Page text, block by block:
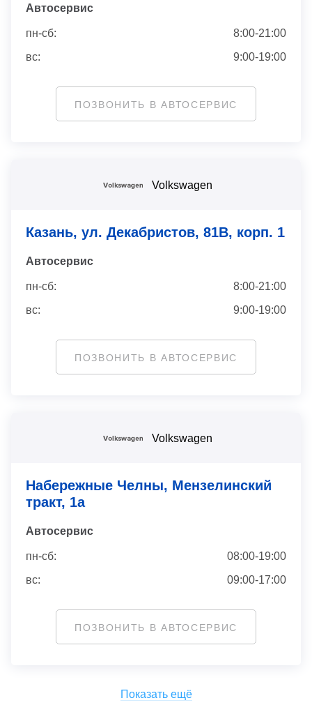
Автосервис
пн-сб:
8:00-21:00
вс:
9:00-19:00
ПОЗВОНИТЬ В АВТОСЕРВИС
Volkswagen
Казань, ул. Декабристов, 81В, корп. 1
Автосервис
пн-сб:
8:00-21:00
вс:
9:00-19:00
ПОЗВОНИТЬ В АВТОСЕРВИС
Volkswagen
Набережные Челны, Мензелинский
тракт, 1а
Автосервис
пн-сб:
08:00-19:00
вс:
09:00-17:00
ПОЗВОНИТЬ В АВТОСЕРВИС
Показать ещё